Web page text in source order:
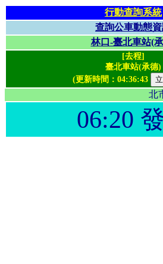
行動查詢系統
查詢公車動態
林口-臺北車站(
[去程]
臺北車站(承德)
(更新時間： 04:36:43
北
06:20